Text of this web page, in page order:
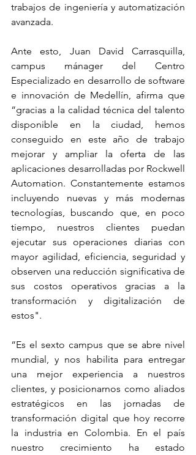
trabajos de ingeniería y automatización
avanzada.
Ante esto, Juan David Carrasquilla,
campus mánager del Centro
Especializado en desarrollo de software
e innovación de Medellín, afirma que
“gracias a la calidad técnica del talento
disponible en la ciudad, hemos
conseguido en este año de trabajo
mejorar y ampliar la oferta de las
aplicaciones desarrolladas por Rockwell
Automation. Constantemente estamos
incluyendo nuevas y más modernas
tecnologías, buscando que, en poco
tiempo, nuestros clientes puedan
ejecutar sus operaciones diarias con
mayor agilidad, eficiencia, seguridad y
observen una reducción significativa de
sus costos operativos gracias a la
transformación y digitalización de
estos".
“Es el sexto campus que se abre nivel
mundial, y nos habilita para entregar
una mejor experiencia a nuestros
clientes, y posicionarnos como aliados
estratégicos en las jornadas de
transformación digital que hoy recorre
la industria en Colombia. En el país
nuestro crecimiento ha estado